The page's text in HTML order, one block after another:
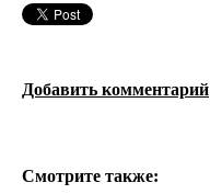
Добавить комментарий
Смотрите также: